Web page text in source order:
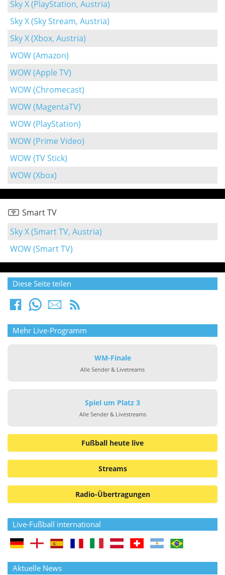
Sky X (PlayStation, Austria)
Sky X (Sky Stream, Austria)
Sky X (Xbox, Austria)
WOW (Amazon)
WOW (Apple TV)
WOW (Chromecast)
WOW (MagentaTV)
WOW (PlayStation)
WOW (Prime Video)
WOW (TV Stick)
WOW (Xbox)
Smart TV
Sky X (Smart TV, Austria)
WOW (Smart TV)
Diese Seite teilen
Mehr Live-Programm
WM-Finale
Alle Sender & Livetreams
Spiel um Platz 3
Alle Sender & Livestreams
Fußball heute live
Streams
Radio-Übertragungen
Live-Fußball international
Aktuelle News